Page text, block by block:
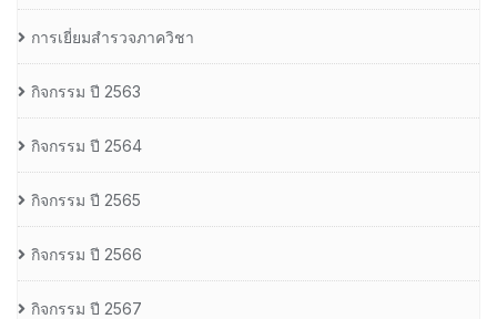
การเยี่ยมสำรวจภาควิชา
กิจกรรม ปี 2563
กิจกรรม ปี 2564
กิจกรรม ปี 2565
กิจกรรม ปี 2566
กิจกรรม ปี 2567